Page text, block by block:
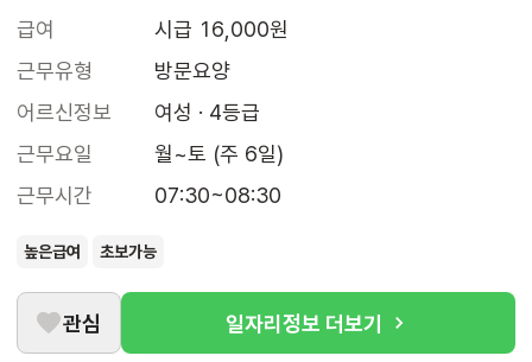
급여
시급 16,000원
근무유형
방문요양
어르신정보
여성 · 4등급
근무요일
월~토 (주 6일)
근무시간
07:30~08:30
높은급여 초보가능
관심 일자리정보 더보기